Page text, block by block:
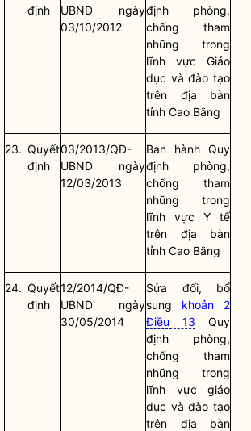
định
UBND ngày
03/10/2012
định phòng,
chống tham
nhũng trong
lĩnh vực Giáo
dục và đào tạo
trên địa bàn
tỉnh Cao Bằng
23. Quyết
định
03/2013/QĐ-
UBND ngày
12/03/2013
Ban hành Quy
định phòng,
chống tham
nhũng trong
lĩnh vực Y tế
trên địa bàn
tỉnh Cao Bằng
24. Quyết
định
12/2014/QĐ-
UBND ngày
30/05/2014
Sửa đổi, bổ
sung khoản 2
Điều 13 Quy
định phòng,
chống tham
nhũng trong
lĩnh vực giáo
dục và đào tạo
trên địa bàn